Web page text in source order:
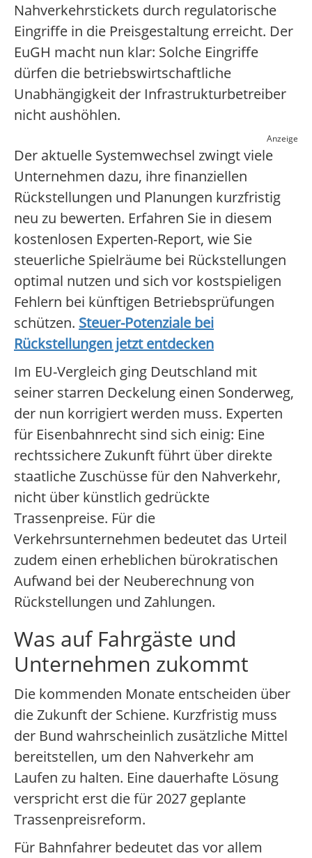
Nahverkehrstickets durch regulatorische
Eingriffe in die Preisgestaltung erreicht. Der
EuGH macht nun klar: Solche Eingriffe
dürfen die betriebswirtschaftliche
Unabhängigkeit der Infrastrukturbetreiber
nicht aushöhlen.
Anzeige
Der aktuelle Systemwechsel zwingt viele
Unternehmen dazu, ihre finanziellen
Rückstellungen und Planungen kurzfristig
neu zu bewerten. Erfahren Sie in diesem
kostenlosen Experten-Report, wie Sie
steuerliche Spielräume bei Rückstellungen
optimal nutzen und sich vor kostspieligen
Fehlern bei künftigen Betriebsprüfungen
schützen. Steuer-Potenziale bei
Rückstellungen jetzt entdecken
Im EU-Vergleich ging Deutschland mit
seiner starren Deckelung einen Sonderweg,
der nun korrigiert werden muss. Experten
für Eisenbahnrecht sind sich einig: Eine
rechtssichere Zukunft führt über direkte
staatliche Zuschüsse für den Nahverkehr,
nicht über künstlich gedrückte
Trassenpreise. Für die
Verkehrsunternehmen bedeutet das Urteil
zudem einen erheblichen bürokratischen
Aufwand bei der Neuberechnung von
Rückstellungen und Zahlungen.
Was auf Fahrgäste und
Unternehmen zukommt
Die kommenden Monate entscheiden über
die Zukunft der Schiene. Kurzfristig muss
der Bund wahrscheinlich zusätzliche Mittel
bereitstellen, um den Nahverkehr am
Laufen zu halten. Eine dauerhafte Lösung
verspricht erst die für 2027 geplante
Trassenpreisreform.
Für Bahnfahrer bedeutet das vor allem